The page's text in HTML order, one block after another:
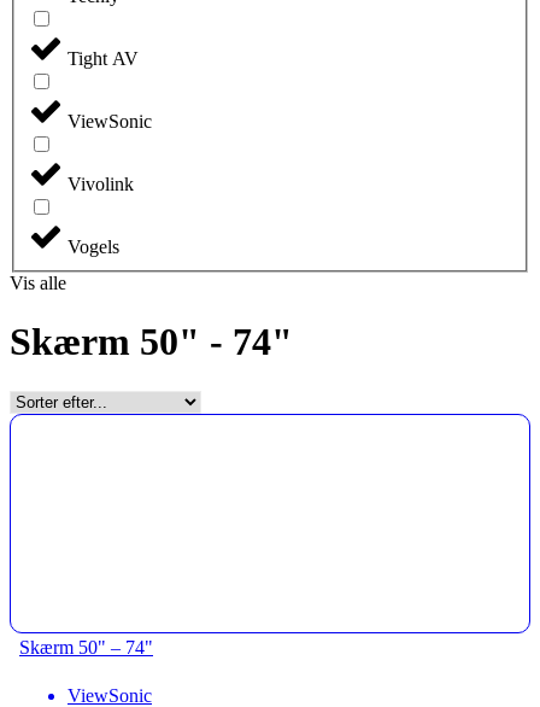
Tight AV
ViewSonic
Vivolink
Vogels
Vis alle
Skærm 50" - 74"
Skærm 50" – 74"
ViewSonic